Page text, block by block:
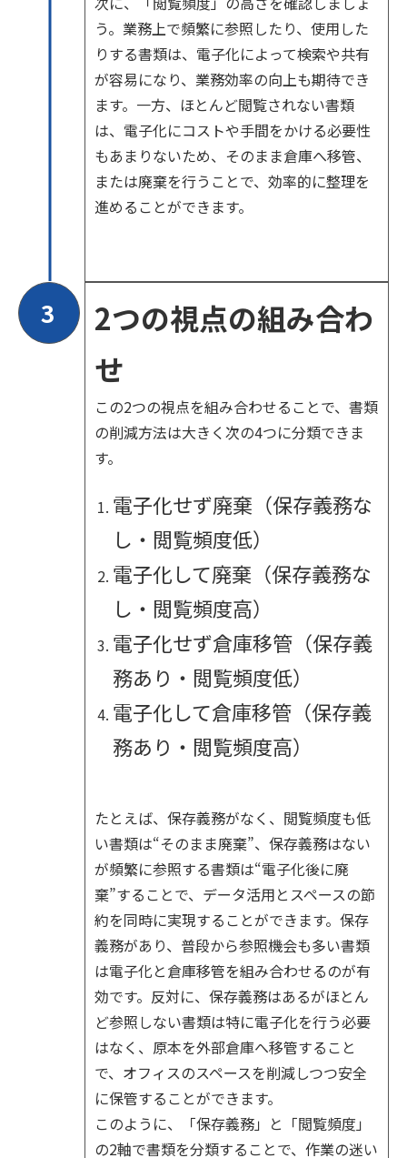
う。業務上で頻繁に参照したり、使用した
りする書類は、電子化によって検索や共有
が容易になり、業務効率の向上も期待でき
ます。一方、ほとんど閲覧されない書類
は、電子化にコストや手間をかける必要性
もあまりないため、そのまま倉庫へ移管、
または廃棄を行うことで、効率的に整理を
進めることができます。
3
2つの視点の組み合わ
せ
この2つの視点を組み合わせることで、書類
の削減方法は大きく次の4つに分類できま
す。
電子化せず廃棄（保存義務な
し・閲覧頻度低）
電子化して廃棄（保存義務な
し・閲覧頻度高）
電子化せず倉庫移管（保存義
務あり・閲覧頻度低）
電子化して倉庫移管（保存義
務あり・閲覧頻度高）
たとえば、保存義務がなく、閲覧頻度も低
い書類は“そのまま廃棄”、保存義務はない
が頻繁に参照する書類は“電子化後に廃
棄”することで、データ活用とスペースの節
約を同時に実現することができます。保存
義務があり、普段から参照機会も多い書類
は電子化と倉庫移管を組み合わせるのが有
効です。反対に、保存義務はあるがほとん
ど参照しない書類は特に電子化を行う必要
はなく、原本を外部倉庫へ移管すること
で、オフィスのスペースを削減しつつ安全
に保管することができます。
このように、「保存義務」と「閲覧頻度」
の2軸で書類を分類することで、作業の迷い